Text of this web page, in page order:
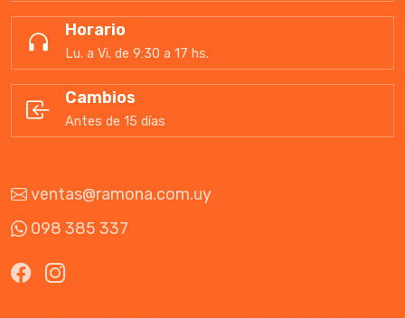
Horario
Lu. a Vi. de 9:30 a 17 hs.
Cambios
Antes de 15 días
ventas@ramona.com.uy
098 385 337